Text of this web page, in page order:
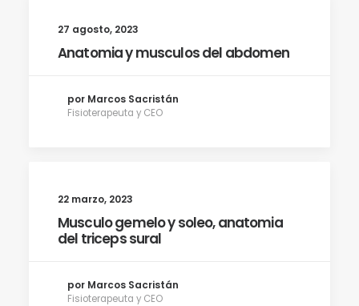
27 agosto, 2023
Anatomia y musculos del abdomen
por Marcos Sacristán
Fisioterapeuta y CEO
22 marzo, 2023
Musculo gemelo y soleo, anatomia
del triceps sural
por Marcos Sacristán
Fisioterapeuta y CEO